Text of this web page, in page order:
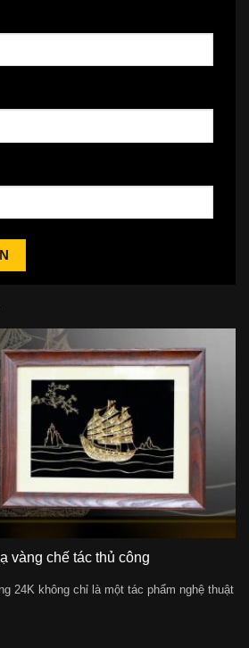
vàng chế tác thủ công
24K không chỉ là một tác phẩm nghệ thuật